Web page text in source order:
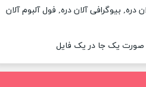
دره, بیوگرافی آلان دره, فول آلبوم آلان
صورت یک جا در یک فایل